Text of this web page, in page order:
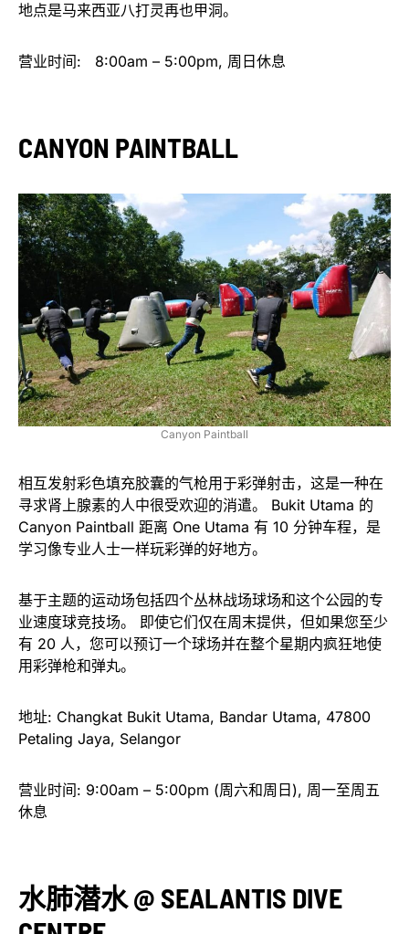
地点是马来西亚八打灵再也甲洞。
营业时间: 8:00am – 5:00pm, 周日休息
CANYON PAINTBALL
Canyon Paintball
相互发射彩色填充胶囊的气枪用于彩弹射击，这是一种在
寻求肾上腺素的人中很受欢迎的消遣。 Bukit Utama 的
Canyon Paintball 距离 One Utama 有 10 分钟车程，是
学习像专业人士一样玩彩弹的好地方。
基于主题的运动场包括四个丛林战场球场和这个公园的专
业速度球竞技场。 即使它们仅在周末提供，但如果您至少
有 20 人，您可以预订一个球场并在整个星期内疯狂地使
用彩弹枪和弹丸。
地址: Changkat Bukit Utama, Bandar Utama, 47800
Petaling Jaya, Selangor
营业时间: 9:00am – 5:00pm (周六和周日), 周一至周五
休息
水肺潜水 @ SEALANTIS DIVE